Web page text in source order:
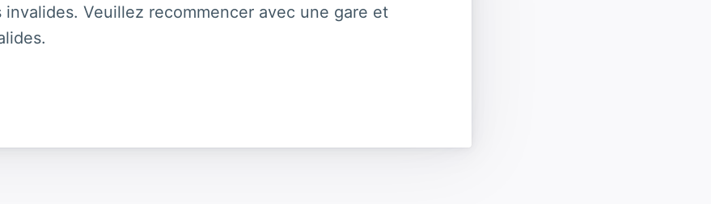
invalides. Veuillez recommencer avec une gare et